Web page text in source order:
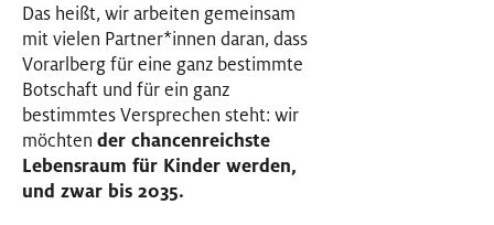
Das heißt, wir arbeiten gemeinsam
mit vielen Partner*innen Innen
daran, dass
Vorarlberg für eine ganz bestimmte
Botschaft und für ein ganz
bestimmtes Versprechen steht: wir
möchten der chancenreichste
Lebensraum für Kinder werden,
und zwar bis 2035.